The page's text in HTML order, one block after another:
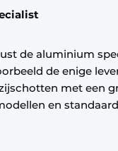
de aluminium
de enige
met een
en